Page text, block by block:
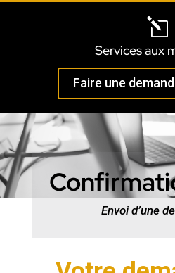
l
Services aux
Faire une
Envoi d’une